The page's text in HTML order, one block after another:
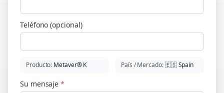
Teléfono (opcional)
Producto: Metaver® K País / Mercado:🇪🇸 Spain
Su mensaje *